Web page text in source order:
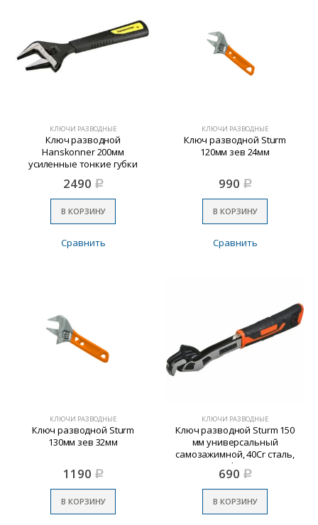
КЛЮЧИ РАЗВОДНЫЕ
Ключ разводной
Hanskonner 200мм
усиленные тонкие губки
2490 Р
В КОРЗИНУ
Сравнить
КЛЮЧИ РАЗВОДНЫЕ
Ключ разводной Sturm
120мм зев 24мм
990 Р
В КОРЗИНУ
Сравнить
КЛЮЧИ РАЗВОДНЫЕ
Ключ разводной Sturm
130мм зев 32мм
1190 Р
В КОРЗИНУ
КЛЮЧИ РАЗВОДНЫЕ
Ключ разводной Sturm 150
мм универсальный
самозажимной, 40Cr сталь,
тефлон
690 Р
В КОРЗИНУ